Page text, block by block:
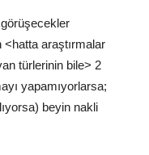
araştırmalar
türlerinin bile> 2
yapamıyorlarsa;
beyin nakli